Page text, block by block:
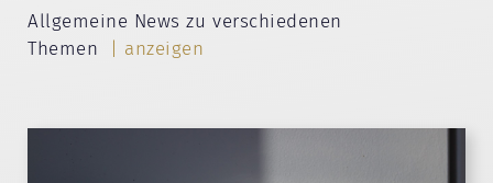
Allgemeine News zu verschiedenen
Themen
| anzeigen